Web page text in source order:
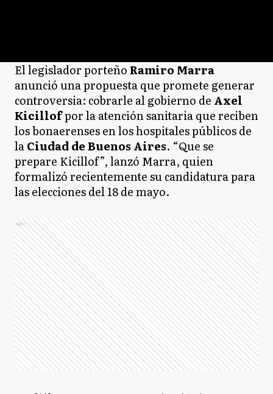
El legislador porteño Ramiro Marra
anunció una propuesta que promete generar
controversia: cobrarle al gobierno de Axel
Kicillofpor la atención sanitaria que reciben
los bonaerenses en los hospitales públicos de
laCiudad de Buenos Aires. “Que se
prepare Kicillof”, lanzó Marra, quien
formalizó recientemente su candidatura para
las elecciones del 18 de mayo.
Ads